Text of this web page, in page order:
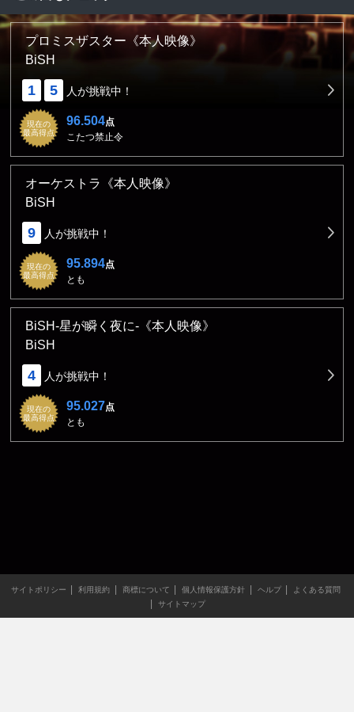
プロミスザスター《本人映像》
BiSH
1 5 人が挑戦中！
現在の
最高得点
96.504点
こたつ禁止令
オーケストラ《本人映像》
BiSH
9 人が挑戦中！
現在の
最高得点
95.894点
とも
BiSH-星が瞬く夜に-《本人映像》
BiSH
4 人が挑戦中！
現在の
最高得点
95.027点
とも
サイトポリシー 利用規約 商標について 個人情報保護方針 ヘルプ
よくある質問
サイトマップ